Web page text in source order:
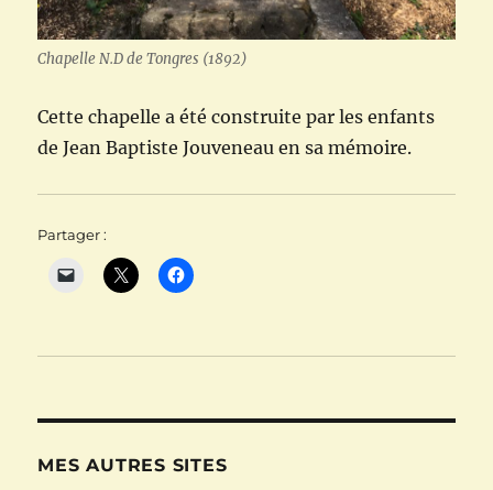
Chapelle N.D de Tongres (1892)
Cette chapelle a été construite par les enfants
de Jean Baptiste Jouveneau en sa mémoire.
Partager :
MES AUTRES SITES